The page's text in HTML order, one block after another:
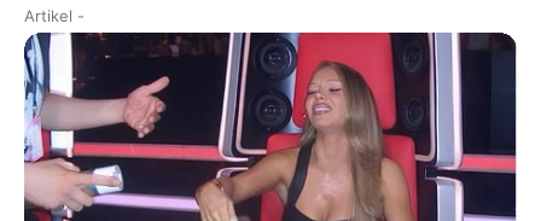
Artikel -